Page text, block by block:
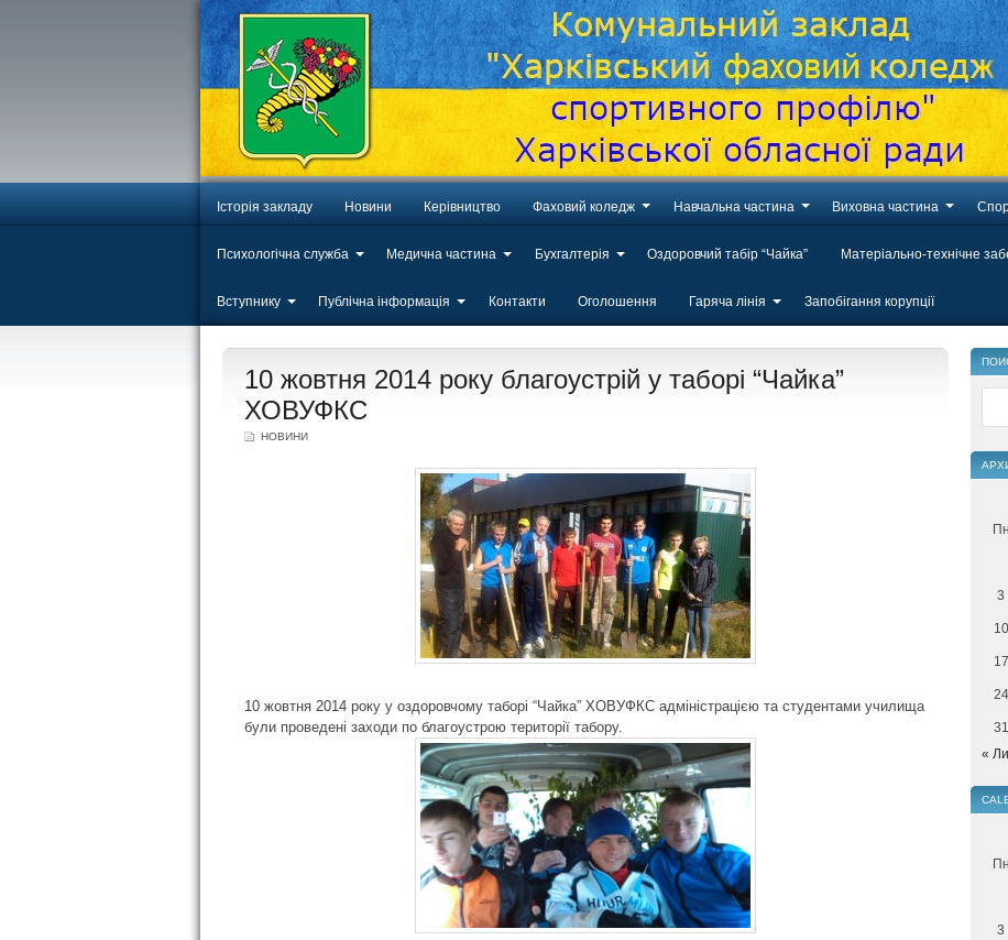
Історія закладу Новини Керівництво Фаховий коледж Навчальна частина Виховна частина
Психологічна служба Медична частина Бухгалтерія Оздоровчий табір “Чайка” Матеріально-технічне
Вступнику Публічна інформація Контакти Оголошення Гаряча лінія Запобігання корупції
20
10 жовтня 2014 року благоустрій у таборі “Чайка”
ХОВУФКС
НОВИНИ
10 жовтня 2014 року у оздоровчому таборі “Чайка” ХОВУФКС адміністрацією та студентами училища
були проведені заходи по благоустрою території табору.
Пн
3
10
17
24
31
«
Пн
3